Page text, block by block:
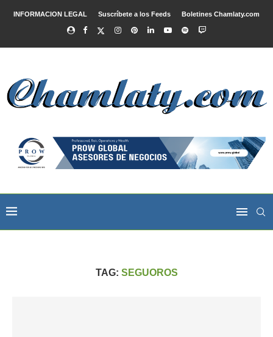
INFORMACION LEGAL Suscríbete a los Feeds Boletines Chamlaty.com
TAG: SEGUOROS